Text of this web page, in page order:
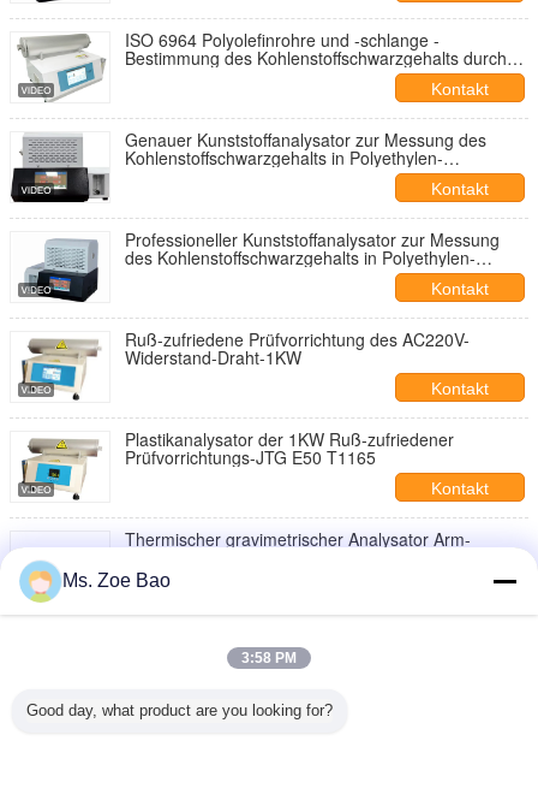
ISO 6964 Polyolefinrohre und -schlange -
Bestimmung des Kohlenstoffschwarzgehalts durch
Kontakt
Genauer Kunststoffanalysator zur Messung des
Kohlenstoffschwarzgehalts in Polyethylen-
Polypropylen- und Polybuten-Kunststoffrohren
Kontakt
Professioneller Kunststoffanalysator zur Messung
des Kohlenstoffschwarzgehalts in Polyethylen-
Polypropylen und Polybuten-Kunststoffen
Kontakt
Ruß-zufriedene Prüfvorrichtung des AC220V-
Widerstand-Draht-1KW
Kontakt
Plastikanalysator der 1KW Ruß-zufriedener
Prüfvorrichtungs-JTG E50 T1165
Kontakt
Thermischer gravimetrischer Analysator Arm-
Ms. Zoe Bao
3:58 PM
Good day, what product are you looking for?